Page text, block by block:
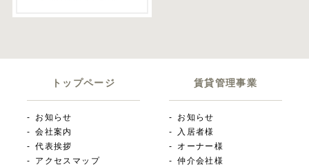
トップページ
お知らせ
会社案内
代表挨拶
アクセスマップ
賃貸管理事業
お知らせ
入居者様
オーナー様
仲介会社様